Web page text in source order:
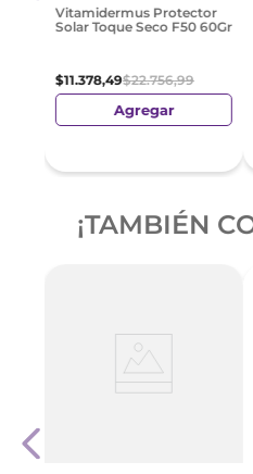
Vitamidermus Protector
Solar Toque Seco F50 60Gr
$11.378,49$22.756,99
Agregar
¡TAMBIÉN